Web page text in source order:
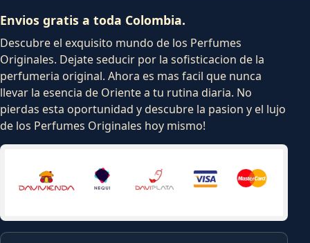
Envios gratis a toda Colombia.
Descubre el exquisito mundo de los Perfumes
Originales. Dejate seducir por la sofisticacion de la
perfumeria original. Ahora es mas facil que nunca
llevar la esencia de Oriente a tu rutina diaria. No
pierdas esta oportunidad y descubre la pasion y el lujo
de los Perfumes Originales hoy mismo!